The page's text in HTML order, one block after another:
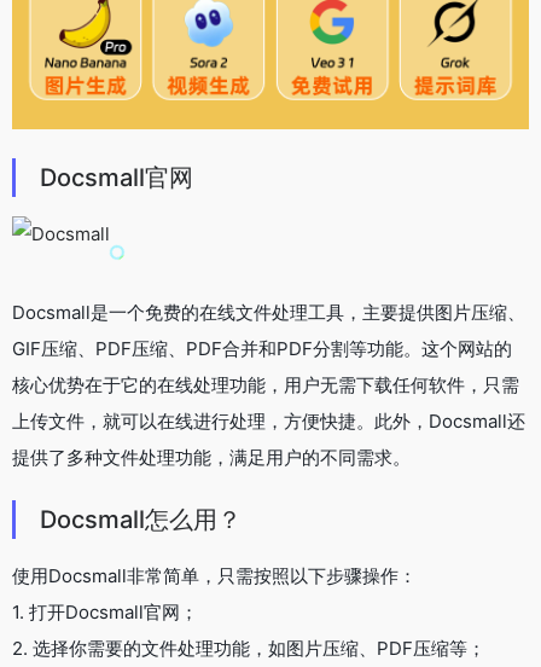
Docsmall官网
Docsmall是一个免费的在线文件处理工具，主要提供图片压缩、
GIF压缩、PDF压缩、PDF合并和PDF分割等功能。这个网站的
核心优势在于它的在线处理功能，用户无需下载任何软件，只需
上传文件，就可以在线进行处理，方便快捷。此外，Docsmall还
提供了多种文件处理功能，满足用户的不同需求。
Docsmall怎么用？
使用Docsmall非常简单，只需按照以下步骤操作：
1. 打开Docsmall官网；
2. 选择你需要的文件处理功能，如图片压缩、PDF压缩等；